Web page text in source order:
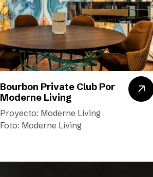
Bourbon Private Club Por
Moderne Living
Proyecto: Moderne Living
Foto: Moderne Living